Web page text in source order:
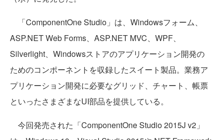
「ComponentOne Studio」は、Windowsフォーム、
ASP.NET Web Forms、ASP.NET MVC、WPF、
Silverlight、Windowsストアのアプリケーション開発の
ためのコンポーネントを収録したスイート製品。業務ア
プリケーション開発に必要なグリッド、チャート、帳票
といったさまざまなUI部品を提供している。
今回発売された「ComponentOne Studio 2015J v2」